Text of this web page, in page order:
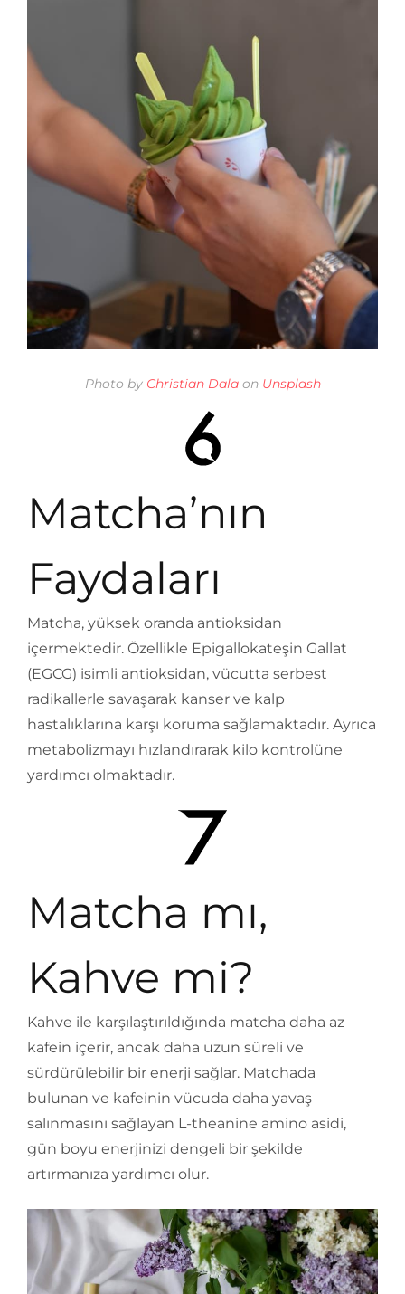
Photo by Christian Dalaon Unsplash
Matcha’nın
Faydaları
Matcha, yüksek oranda antioksidan
içermektedir. Özellikle Epigallokateşin Gallat
(EGCG) isimli antioksidan, vücutta serbest
radikallerle savaşarak kanser ve kalp
hastalıklarına karşı koruma sağlamaktadır. Ayrıca
metabolizmayı hızlandırarak kilo kontrolüne
yardımcı olmaktadır.
Matcha mı,
Kahve mi?
Kahve ile karşılaştırıldığında matcha daha az
kafein içerir, ancak daha uzun süreli ve
sürdürülebilir bir enerji sağlar. Matchada
bulunan ve kafeinin vücuda daha yavaş
salınmasını sağlayan L-theanine amino asidi,
gün boyu enerjinizi dengeli bir şekilde
artırmanıza yardımcı olur.